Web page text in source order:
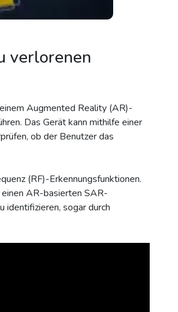
verlorenen
Augmented Reality (AR)-
Das Gerät kann mithilfe einer
ob der Benutzer das
(RF)-Erkennungsfunktionen.
AR-basierten SAR-
identifizieren, sogar durch